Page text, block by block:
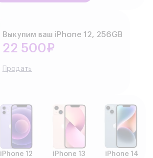
Выкупим ваш iPhone 12, 256GB
22 500₽
Продать
iPhone 12 iPhone 13 iPhone 14